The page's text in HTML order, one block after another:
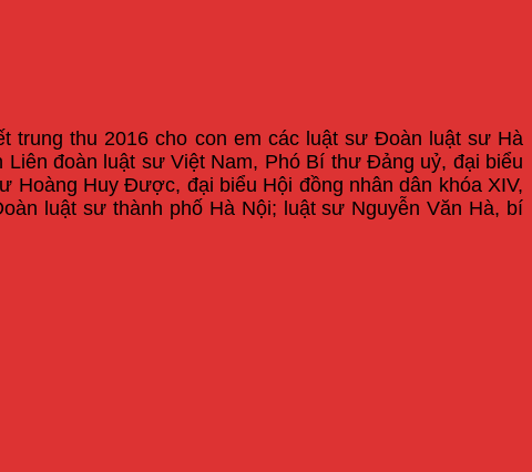
trung thu 2016 cho con em các luật sư Đoàn luật sư Hà
đoàn luật sư Việt Nam, Phó Bí thư Đảng uỷ, đại biểu
Huy Được, đại biểu Hội đồng nhân dân khóa XIV,
luật sư thành phố Hà Nội; luật sư Nguyễn Văn Hà, bí